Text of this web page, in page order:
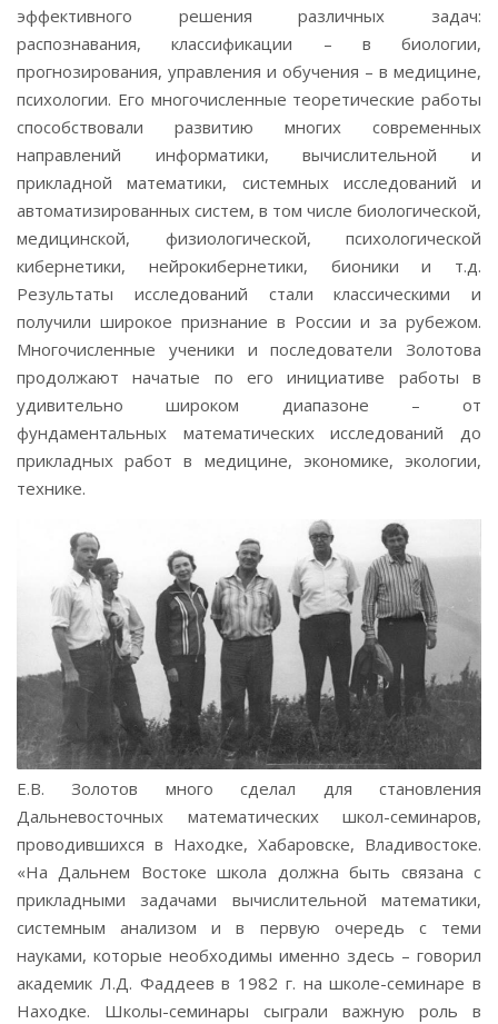
эффективного решения различных задач:
распознавания, классификации – в биологии,
прогнозирования, управления и обучения – в медицине,
психологии. Его многочисленные теоретические работы
способствовали развитию многих современных
направлений информатики, вычислительной и
прикладной математики, системных исследований и
автоматизированных систем, в том числе биологической,
медицинской, физиологической, психологической
кибернетики, нейрокибернетики, бионики и т.д.
Результаты исследований стали классическими и
получили широкое признание в России и за рубежом.
Многочисленные ученики и последователи Золотова
продолжают начатые по его инициативе работы в
удивительно широком диапазоне – от
фундаментальных математических исследований до
прикладных работ в медицине, экономике, экологии,
технике.
Е.В. Золотов много сделал для становления
Дальневосточных математических школ-семинаров,
проводившихся в Находке, Хабаровске, Владивостоке.
«На Дальнем Востоке школа должна быть связана с
прикладными задачами вычислительной математики,
системным анализом и в первую очередь с теми
науками, которые необходимы именно здесь – говорил
академик Л.Д. Фаддеев в 1982 г. на школе-семинаре в
Находке. Школы-семинары сыграли важную роль в